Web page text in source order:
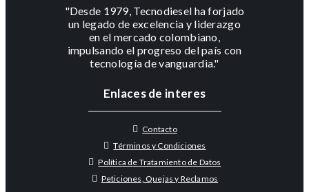
"Desde 1979, Tecnodiesel ha forjado
un legado de excelencia y liderazgo
en el mercado colombiano,
impulsando el progreso del país con
tecnología de vanguardia."
Enlaces de interes
Contacto
Términos y Condiciones
Política de Tratamiento de Datos
Peticiones, Quejas y Reclamos